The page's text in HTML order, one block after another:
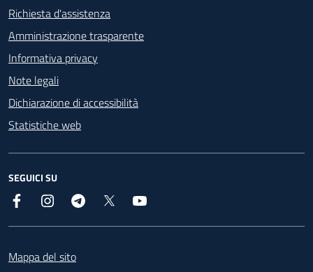
Richiesta d'assistenza
Amministrazione trasparente
Informativa privacy
Note legali
Dichiarazione di accessibilità
Statistiche web
SEGUICI SU
Facebook InstagramTelegram
Mappa del sito